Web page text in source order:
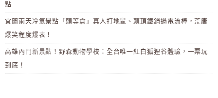
點
宜蘭雨天冷氣景點「頭等倉」真人打地鼠、頭頂鐵鍋過電流棒，荒唐
爆笑程度爆表！
高雄內門新景點！野森動物學校：全台唯一紅白狐狸谷體驗，一票玩
到底！